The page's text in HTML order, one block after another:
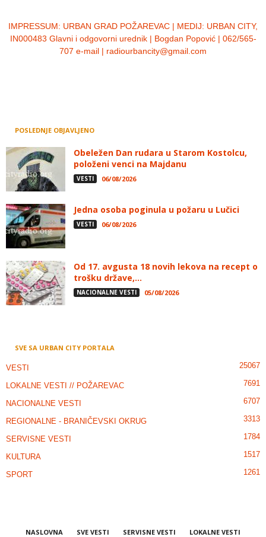
IMPRESSUM: URBAN GRAD POŽAREVAC | MEDIJ: URBAN CITY,
IN000483 Glavni i odgovorni urednik | Bogdan Popović | 062/565-
707 e-mail | radiourbancity@gmail.com
POSLEDNJE OBJAVLJENO
Obeležen Dan rudara u Starom Kostolcu,
položeni venci na Majdanu
VESTI 06/08/2026
Jedna osoba poginula u požaru u Lučici
VESTI 06/08/2026
Od 17. avgusta 18 novih lekova na recept o
trošku države,...
NACIONALNE VESTI 05/08/2026
SVE SA URBAN CITY PORTALA
VESTI 25067
LOKALNE VESTI // POŽAREVAC 7691
NACIONALNE VESTI 6707
REGIONALNE - BRANIČEVSKI OKRUG 3313
SERVISNE VESTI 1784
KULTURA 1517
SPORT 1261
NASLOVNA SVE VESTI SERVISNE VESTI LOKALNE VESTI